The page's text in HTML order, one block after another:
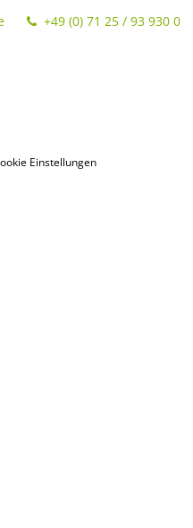
+49 (0) 71 25 / 93 930 0
Einstellungen